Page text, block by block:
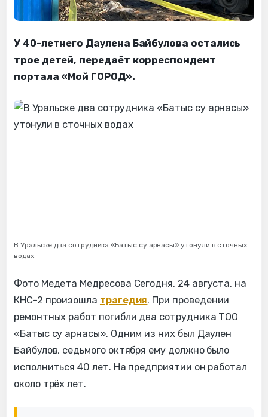
У 40-летнего Даулена Байбулова остались
трое детей, передаёт корреспондент
портала «Мой ГОРОД».
В Уральске два сотрудника «Батыс су арнасы» утонули в сточных
водах
Фото Медета Медресова Сегодня, 24 августа, на
КНС-2 произошла трагедия. При проведении
ремонтных работ погибли два сотрудника ТОО
«Батыс су арнасы». Одним из них был Даулен
Байбулов, седьмого октября ему должно было
исполниться 40 лет. На предприятии он работал
около трёх лет.